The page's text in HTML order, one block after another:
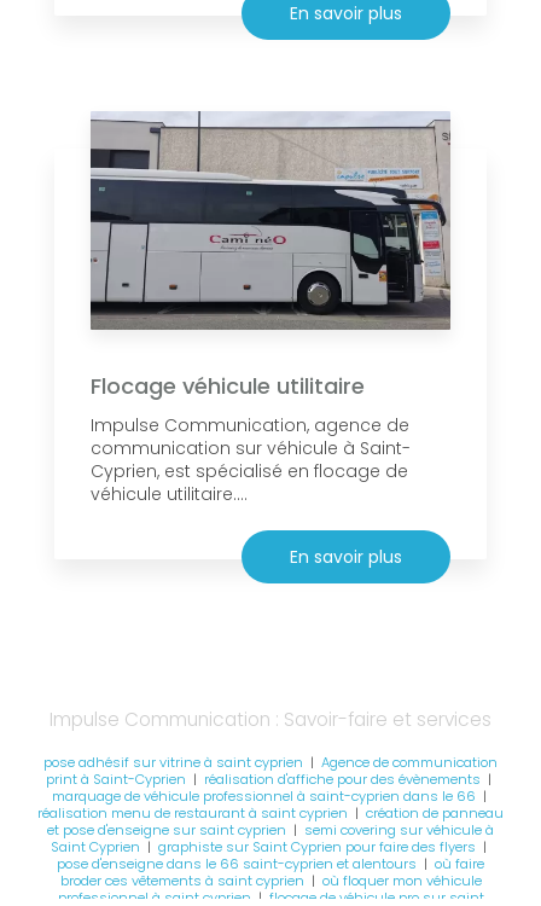
En savoir plus
Flocage véhicule utilitaire
Impulse Communication, agence de
communication sur véhicule à Saint-
Cyprien, est spécialisé en flocage de
véhicule utilitaire....
En savoir plus
Impulse Communication : Savoir-faire et services
pose adhésif sur vitrine à saint cyprien | Agence de communication
print à Saint-Cyprien | réalisation d'affiche pour des évènements |
marquage de véhicule professionnel à saint-cyprien dans le 66 |
réalisation menu de restaurant à saint cyprien | création de panneau
et pose d'enseigne sur saint cyprien | semi covering sur véhicule à
Saint Cyprien | graphiste sur Saint Cyprien pour faire des flyers |
pose d'enseigne dans le 66 saint-cyprien et alentours | où faire
broder ces vêtements à saint cyprien | où floquer mon véhicule
professionnel à saint cyprien | flocage de véhicule pro sur saint